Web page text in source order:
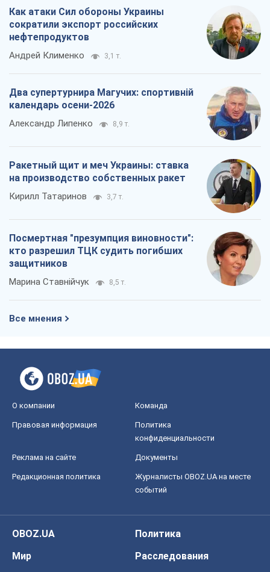
Как атаки Сил обороны Украины
сократили экспорт российских
нефтепродуктов
Андрей Клименко 3,1 т.
Два супертурнира Магучих: спортивній
календарь осени-2026
Александр Липенко 8,9 т.
Ракетный щит и меч Украины: ставка
на производство собственных ракет
Кирилл Татаринов 3,7 т.
Посмертная "презумпция виновности":
кто разрешил ТЦК судить погибших
защитников
Марина Ставнійчук 8,5 т.
Все мнения
О компании Команда
Правовая информация
Политика
конфиденциальности
Реклама на сайте Документы
Редакционная политика
Журналисты OBOZ.UA на месте
событий
OBOZ.UA
Политика
Мир
Расследования